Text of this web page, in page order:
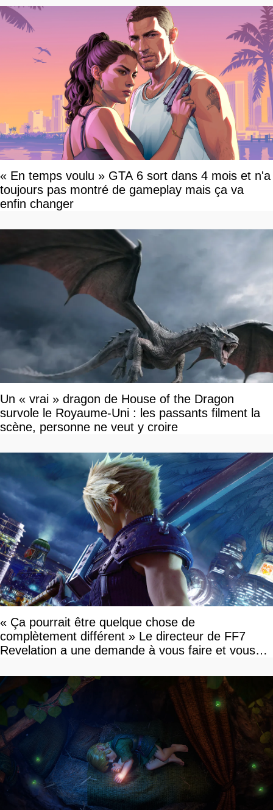
« En temps voulu » GTA 6 sort dans 4 mois et n'a
toujours pas montré de gameplay mais ça va
enfin changer
Un « vrai » dragon de House of the Dragon
survole le Royaume-Uni : les passants filment la
scène, personne ne veut y croire
« Ça pourrait être quelque chose de
complètement différent » Le directeur de FF7
Revelation a une demande à vous faire et vous